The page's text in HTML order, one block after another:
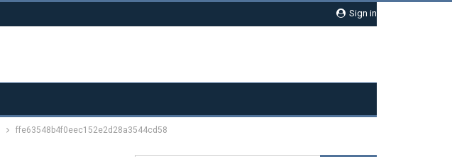
Sign in
ffe63548b4f0eec152e2d28a3544cd58